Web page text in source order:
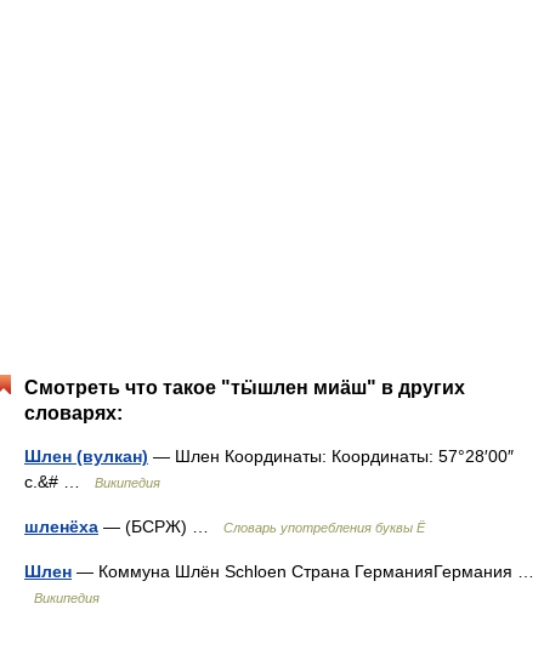
Смотреть что такое "тӹшлен миӓш" в других
словарях:
Шлен (вулкан) — Шлен Координаты: Координаты: 57°28′00″
с.&# …
Википедия
шленёха — (БСРЖ) … Словарь употребления буквы Ё
Шлен — Коммуна Шлён Schloen Страна ГерманияГермания …
Википедия